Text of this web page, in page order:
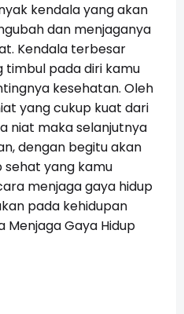
kendala yang akan
dan menjaganya
Kendala terbesar
timbul pada diri kamu
kesehatan. Oleh
yang cukup kuat dari
niat maka selanjutnya
dengan begitu akan
sehat yang kamu
menjaga gaya hidup
pada kehidupan
Menjaga Gaya Hidup